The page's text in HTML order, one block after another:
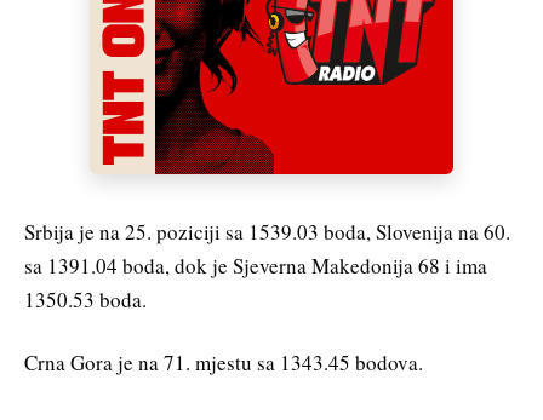
Srbija je na 25. poziciji sa 1539.03 boda, Slovenija na 60.
sa 1391.04 boda, dok je Sjeverna Makedonija 68 i ima
1350.53 boda.
Crna Gora je na 71. mjestu sa 1343.45 bodova.